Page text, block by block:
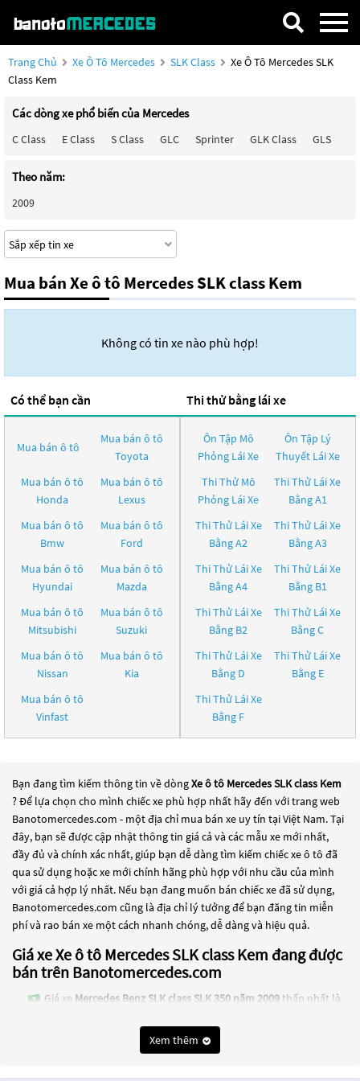
Trang Chủ Xe Ô Tô Mercedes SLK Class
Xe Ô Tô Mercedes SLK
Class Kem
Các dòng xe phổ biến của Mercedes
C Class E Class S Class GLC Sprinter GLK Class GLS
Theo năm:
2009
Mua bán Xe ô tô Mercedes SLK class Kem
Không có tin xe nào phù hợp!
Có thể bạn cần
Mua bán ô tô
Mua bán ô tô
Toyota
Mua bán ô tô
Honda
Mua bán ô tô
Lexus
Mua bán ô tô
Bmw
Mua bán ô tô
Ford
Mua bán ô tô
Hyundai
Mua bán ô tô
Mazda
Mua bán ô tô
Mitsubishi
Mua bán ô tô
Suzuki
Mua bán ô tô
Nissan
Mua bán ô tô
Kia
Mua bán ô tô
Vinfast
Thi thử bằng lái xe
Ôn Tập Mô
Phỏng Lái Xe
Ôn Tập Lý
Thuyết Lái Xe
Thi Thử Mô
Phỏng Lái Xe
Thi Thử Lái Xe
Bằng A1
Thi Thử Lái Xe
Bằng A2
Thi Thử Lái Xe
Bằng A3
Thi Thử Lái Xe
Bằng A4
Thi Thử Lái Xe
Bằng B1
Thi Thử Lái Xe
Bằng B2
Thi Thử Lái Xe
Bằng C
Thi Thử Lái Xe
Bằng D
Thi Thử Lái Xe
Bằng E
Thi Thử Lái Xe
Bằng F
Bạn đang tìm kiếm thông tin về dòngXe ô tô Mercedes SLK class Kem
? Để lựa chọn cho mình chiếc xe phù hợp nhất hãy đến với trang web
Banotomercedes.com - một địa chỉ mua bán xe uy tín tại Việt Nam. Tại
đây, bạn sẽ được cập nhật thông tin giá cả và các mẫu xe mới nhất,
đầy đủ và chính xác nhất, giúp bạn dễ dàng tìm kiếm chiếc xe ô tô đã
qua sử dụng hoặc xe mới chính hãng phù hợp với nhu cầu của mình
với giá cả hợp lý nhất. Nếu bạn đang muốn bán chiếc xe đã sử dụng,
Banotomercedes.com cũng là địa chỉ lý tưởng để bạn đăng tin miễn
phí và rao bán xe một cách nhanh chóng, dễ dàng và hiệu quả.
Giá xe Xe ô tô Mercedes SLK class Kem đang được
bán trên Banotomercedes.com
Giá xe Mercedes Benz SLK class SLK 350 năm 2009thấp nhất là
Mercedes Benz SLK class SLK 200 năm 2009
Xem thêm